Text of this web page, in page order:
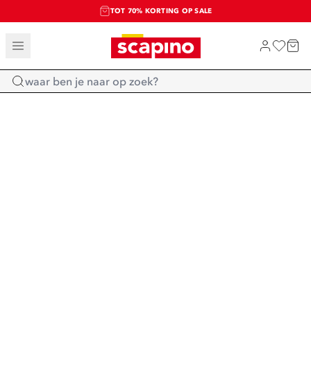
TOT 70% KORTING OP SALE
SALE: LAATSTE KANS!
SHOP NIEUW
Home